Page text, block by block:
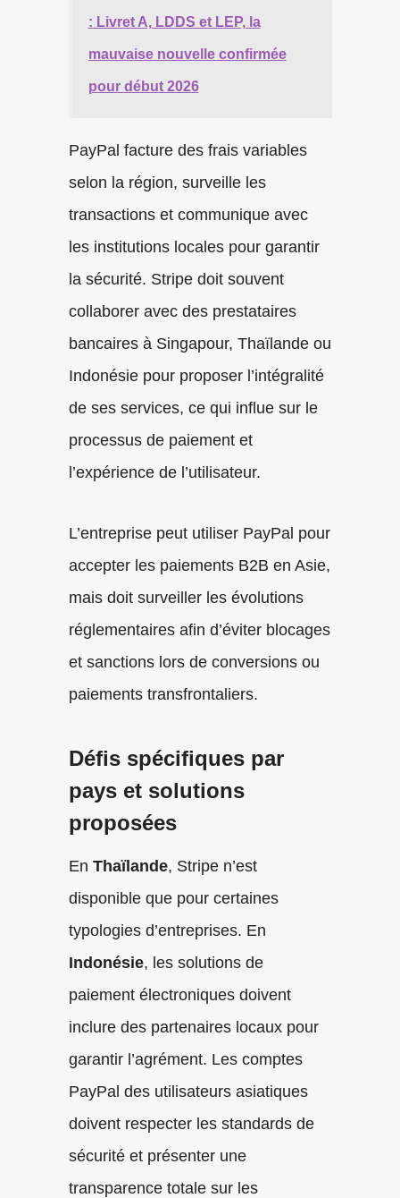
: Livret A, LDDS et LEP, la
mauvaise nouvelle confirmée
pour début 2026
PayPal facture des frais variables
selon la région, surveille les
transactions et communique avec
les institutions locales pour garantir
la sécurité. Stripe doit souvent
collaborer avec des prestataires
bancaires à Singapour, Thaïlande ou
Indonésie pour proposer l’intégralité
de ses services, ce qui influe sur le
processus de paiement et
l’expérience de l’utilisateur.
L’entreprise peut utiliser PayPal pour
accepter les paiements B2B en Asie,
mais doit surveiller les évolutions
réglementaires afin d’éviter blocages
et sanctions lors de conversions ou
paiements transfrontaliers.
Défis spécifiques par
pays et solutions
proposées
En Thaïlande, Stripe n’est
disponible que pour certaines
typologies d’entreprises. En
Indonésie, les solutions de
paiement électroniques doivent
inclure des partenaires locaux pour
garantir l’agrément. Les comptes
PayPal des utilisateurs asiatiques
doivent respecter les standards de
sécurité et présenter une
transparence totale sur les